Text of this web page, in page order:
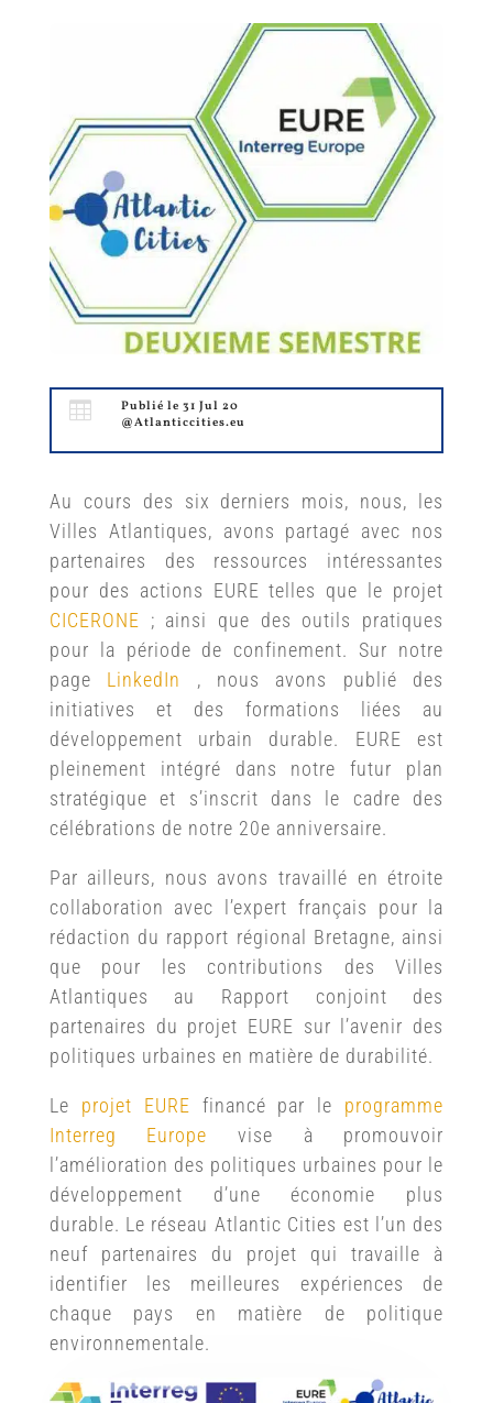

Publié le 31 Jul 20
@Atlanticcities.eu
Au cours des six derniers mois, nous, les
Villes Atlantiques, avons partagé avec nos
partenaires des ressources intéressantes
pour des actions EURE telles que le projet
CICERONE ; ainsi que des outils pratiques
pour la période de confinement. Sur notre
page LinkedIn
, nous avons publié des
initiatives et des formations liées au
développement urbain durable. EURE est
pleinement intégré dans notre futur plan
stratégique et s’inscrit dans le cadre des
célébrations de notre 20e anniversaire.
Par ailleurs, nous avons travaillé en étroite
collaboration avec l’expert français pour la
rédaction du rapport régional Bretagne, ainsi
que pour les contributions des Villes
Atlantiques au Rapport conjoint des
partenaires du projet EURE sur l’avenir des
politiques urbaines en matière de durabilité.
Le projet EURE financé par le programme
Interreg Europe vise à promouvoir
l’amélioration des politiques urbaines pour le
développement d’une économie plus
durable. Le réseau Atlantic Cities est l’un des
neuf partenaires du projet qui travaille à
identifier les meilleures expériences de
chaque pays en matière de politique
environnementale.